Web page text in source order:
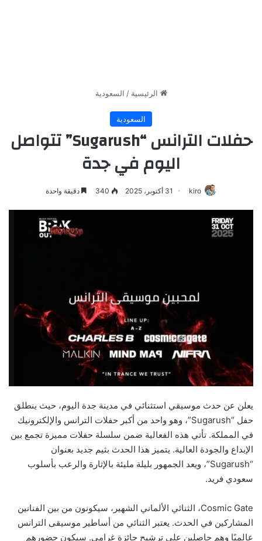
الرئيسية / السعودية
السعودية
حفلات الترانس “Sugarush” تتواصل
اليوم في جدة
kiro 31 أكتوبر، 2025 340 دقيقة واحدة
يعلن عن حدث موسيقي استثنائي في مدينة جدة اليوم، حيث ينطلق
حفل “Sugarush”، وهو واحد من أكبر حفلات الترانس والإلكترونيك
في المملكة. تأتي هذه الفعالية ضمن سلسلة حفلات مميزة تجمع بين
الإبداع والجودة العالية. يتميز هذا الحدث بثيم جديد بعنوان
“Sugarush”، ويعد الجمهور بليلة مليئة بالإثارة والرعب بأسلوب
سعودي فريد.
Cosmic Gate، الثنائي الألماني الشهير، سيكونون من بين الفنانين
المشاركين في الحدث. يعتبر الثنائي من أساطير موسيقى الترانس
عالميًا وهم حاصلين على ترشيح جائزة غرامي. سيكون حضورهم